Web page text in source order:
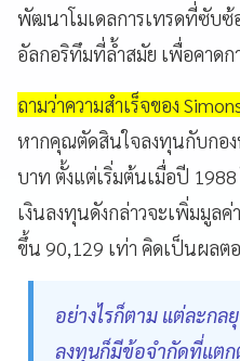
พัฒนาโมเดลการเทรดที่ซับซ้
อัลกอริทึมที่ล้ำสมัย เพื่อคาด
ถามว่าความสำเร็จของ
หากคุณตัดสินใจลงทุนกับกอง
บาท ตั้งแต่เริ่มต้นเมื่อปี
เงินลงทุนดังกล่าวจะเพิ่มมูล
ขึ้น 90,129 เท่า คิดเป็นผล
อย่างไรก็ตาม แต่ละกล
ลงทุนก็มีข้อจำกัดที่แตก